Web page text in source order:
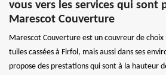
vous vers les services qui sont
Marescot Couverture
Marescot Couverture est un couvreur de
tuiles cassées à Firfol, mais aussi dans ses
propose des prestations qui sont à la hauteur